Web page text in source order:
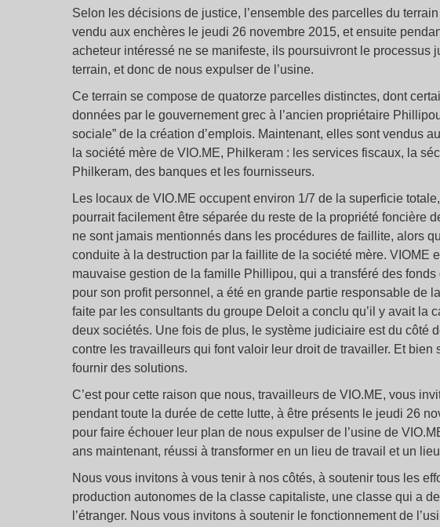
Selon les décisions de justice, l’ensemble des parcelles du
vendu aux enchères le jeudi 26 novembre 2015, et ensuite
acheteur intéressé ne se manifeste, ils poursuivront le processus
terrain, et donc de nous expulser de l’usine.
Ce terrain se compose de quatorze parcelles distinctes, dont
données par le gouvernement grec à l’ancien propriétaire
sociale” de la création d’emplois. Maintenant, elles sont vendus
la société mère de VIO.ME, Philkeram : les services fiscaux, la
Philkeram, des banques et les fournisseurs.
Les locaux de VIO.ME occupent environ 1/7 de la superficie
pourrait facilement être séparée du reste de la propriété foncière
ne sont jamais mentionnés dans les procédures de faillite, alors
conduite à la destruction par la faillite de la société mère. VIOME
mauvaise gestion de la famille Phillipou, qui a transféré des
pour son profit personnel, a été en grande partie responsable de
faite par les consultants du groupe Deloit a conclu qu’il y avait la
deux sociétés. Une fois de plus, le système judiciaire est du côté
contre les travailleurs qui font valoir leur droit de travailler. Et bien
fournir des solutions.
C’est pour cette raison que nous, travailleurs de VIO.ME, vous
pendant toute la durée de cette lutte, à être présents le jeudi 26
pour faire échouer leur plan de nous expulser de l’usine de
ans maintenant, réussi à transformer en un lieu de travail et un
Nous vous invitons à vous tenir à nos côtés, à soutenir tous les
production autonomes de la classe capitaliste, une classe qui a
l’étranger. Nous vous invitons à soutenir le fonctionnement de